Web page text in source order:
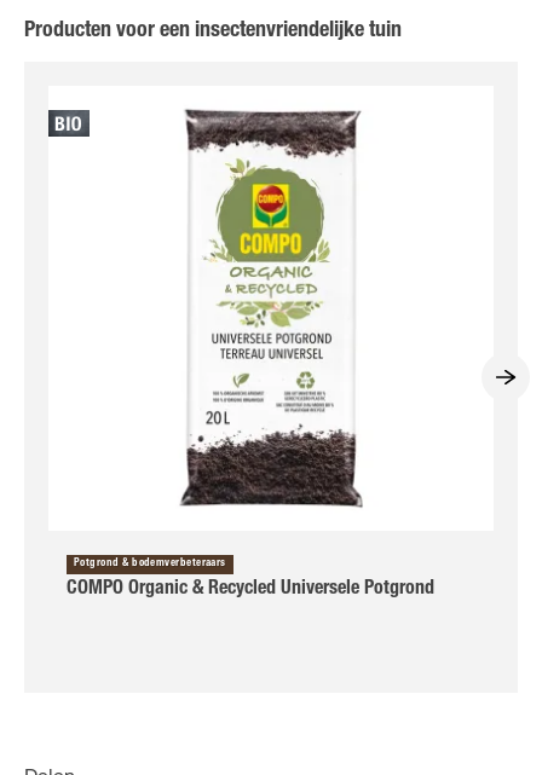
Producten voor een insectenvriendelijke tuin
Potgrond & bodemverbeteraars
COMPO Organic & Recycled Universele Potgrond